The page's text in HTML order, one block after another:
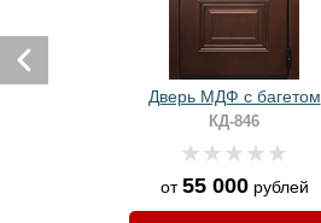
Дверь МДФ с багетом
КД-846
от55 000рублей